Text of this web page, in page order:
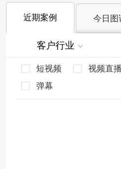
近期案例 今日图
客户行业
短视频 视频直播
弹幕